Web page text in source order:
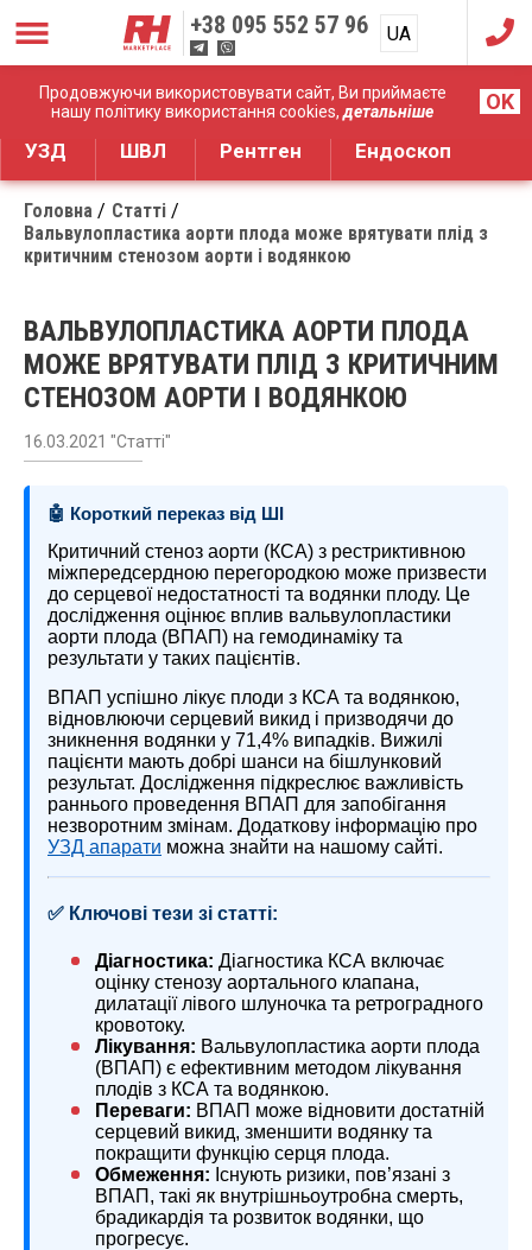
Продовжуючи використовувати сайт, Ви приймаєте
нашу політику використання cookies,детальніше OK
+38 095 552 57 96 UA
RU
Дистрибуція медичного обладнання
УЗД ШВЛ Рентген Ендоскоп
Головна
Статті
Вальвулопластика аорти плода може врятувати плід з
критичним стенозом аорти і водянкою
ВАЛЬВУЛОПЛАСТИКА АОРТИ ПЛОДА
МОЖЕ ВРЯТУВАТИ ПЛІД З КРИТИЧНИМ
СТЕНОЗОМ АОРТИ І ВОДЯНКОЮ
16.03.2021 "Статті"
🤖 Короткий переказ від ШІ
Критичний стеноз аорти (КСА) з рестриктивною
міжпередсердною перегородкою може призвести
до серцевої недостатності та водянки плоду. Це
дослідження оцінює вплив вальвулопластики
аорти плода (ВПАП) на гемодинаміку та
результати у таких пацієнтів.
ВПАП успішно лікує плоди з КСА та водянкою,
відновлюючи серцевий викид і призводячи до
зникнення водянки у 71,4% випадків. Вижилі
пацієнти мають добрі шанси на бішлунковий
результат. Дослідження підкреслює важливість
раннього проведення ВПАП для запобігання
незворотним змінам. Додаткову інформацію про
УЗД апарати можна знайти на нашому сайті.
✅ Ключові тези зі статті:
Діагностика: Діагностика КСА включає
оцінку стенозу аортального клапана,
дилатації лівого шлуночка та ретроградного
кровотоку.
Лікування: Вальвулопластика аорти плода
(ВПАП) є ефективним методом лікування
плодів з КСА та водянкою.
Переваги: ВПАП може відновити достатній
серцевий викид, зменшити водянку та
покращити функцію серця плода.
Обмеження: Існують ризики, пов’язані з
ВПАП, такі як внутрішньоутробна смерть,
брадикардія та розвиток водянки, що
прогресує.